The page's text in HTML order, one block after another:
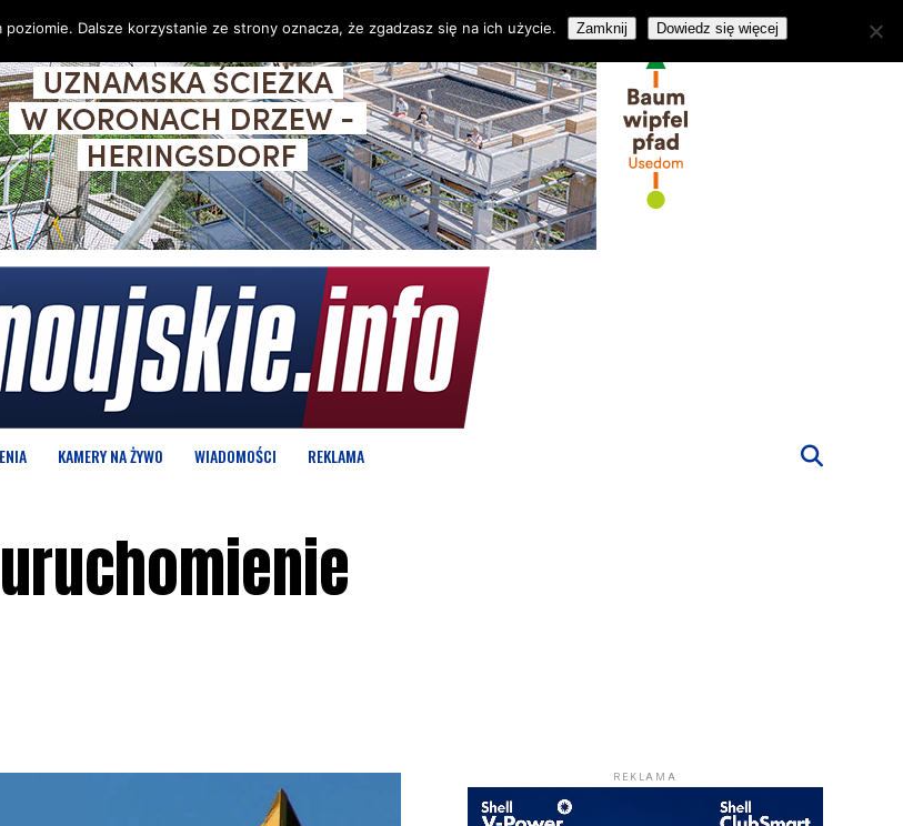
KAMERY NA ŻYWO WIADOMOŚCI REKLAMA
REKLAMA
Dalsze korzystanie ze strony oznacza, że zgadzasz się na ich użycie. Zamknij Dowiedz się więcej